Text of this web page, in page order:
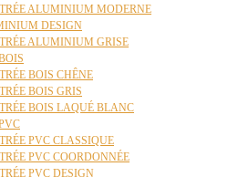
ALUMINIUM MODERNE
DESIGN
ALUMINIUM GRISE
BOIS CHÊNE
BOIS GRIS
BOIS LAQUÉ BLANC
PVC CLASSIQUE
PVC COORDONNÉE
PVC DESIGN